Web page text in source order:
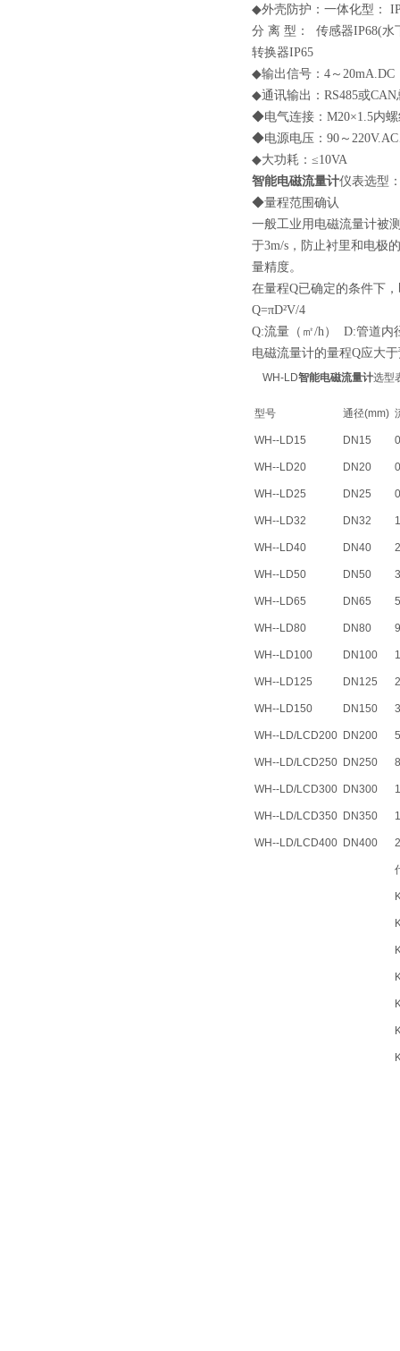
◆外壳防护：一体化型：
分 离 型： 传感器IP68(水
转换器IP65
◆输出信号：4～20mA.DC
◆通讯输出：RS485或CAN
◆电气连接：M20×1.5内
◆电源电压：90～220V.AC
◆大功耗：≤10VA
智能电磁流量计仪表选型
◆量程范围确认
一般工业用电磁流量计被
于3m/s，防止衬里和电极
量精度。
在量程Q已确定的条件下
Q=πD²V/4
Q:流量（㎡/h） D:管道内
电磁流量计的量程Q应大
WH-LD智能电磁流量计选型
型号 通径(mm)
WH--LD15 DN15
WH--LD20 DN20
WH--LD25 DN25
WH--LD32 DN32
WH--LD40 DN40
WH--LD50 DN50
WH--LD65 DN65
WH--LD80 DN80
WH--LD100 DN100
WH--LD125 DN125
WH--LD150 DN150
WH--LD/LCD200 DN200
WH--LD/LCD250 DN250
WH--LD/LCD300 DN300
WH--LD/LCD350 DN350
WH--LD/LCD400 DN400